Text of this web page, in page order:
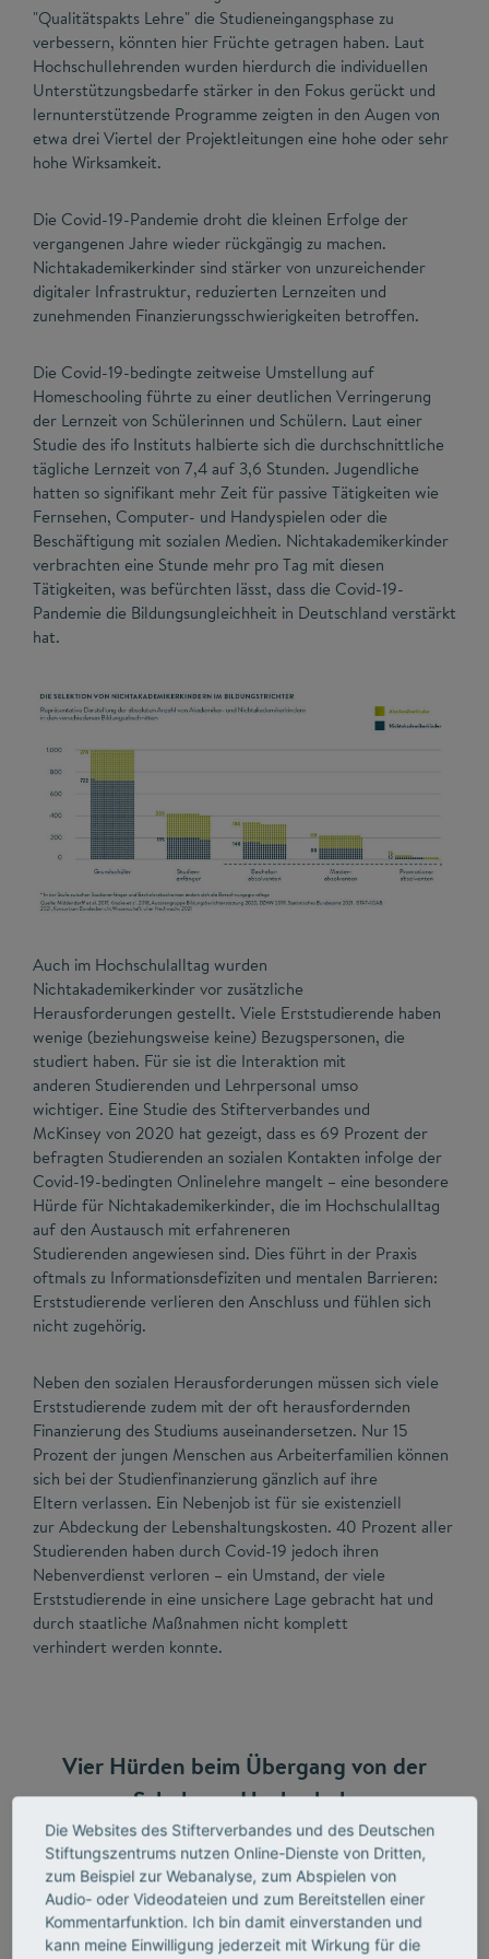
"Qualitätspakts Lehre" die Studieneingangsphase zu
verbessern, könnten hier Früchte getragen haben. Laut
Hochschullehrenden wurden hierdurch die individuellen
Unterstützungsbedarfe stärker in den Fokus gerückt und
lernunterstützende Programme zeigten in den Augen von
etwa drei Viertel der Projektleitungen eine hohe oder sehr
hohe Wirksamkeit.
Die Covid-19-Pandemie droht die kleinen Erfolge der
vergangenen Jahre wieder rückgängig zu machen.
Nichtakademikerkinder sind stärker von unzureichender
digitaler Infrastruktur, reduzierten Lernzeiten und
zunehmenden Finanzierungsschwierigkeiten betroffen.
Die Covid-19-bedingte zeitweise Umstellung auf
Homeschooling führte zu einer deutlichen Verringerung
der Lernzeit von Schülerinnen und Schülern. Laut einer
Studie des ifo Instituts halbierte sich die durchschnittliche
tägliche Lernzeit von 7,4 auf 3,6 Stunden. Jugendliche
hatten so signifikant mehr Zeit für passive Tätigkeiten wie
Fernsehen, Computer- und Handyspielen oder die
Beschäftigung mit sozialen Medien. Nichtakademikerkinder
verbrachten eine Stunde mehr pro Tag mit diesen
Tätigkeiten, was befürchten lässt, dass die Covid-19-
Pandemie die Bildungsungleichheit in Deutschland verstärkt
hat.
Auch im Hochschulalltag wurden
Nichtakademikerkinder vor zusätzliche
Herausforderungen gestellt. Viele Erststudierende haben
wenige (beziehungsweise keine) Bezugspersonen, die
studiert haben. Für sie ist die Interaktion mit
anderen Studierenden und Lehrpersonal umso
wichtiger. Eine Studie des Stifterverbandes und
McKinsey von 2020 hat gezeigt, dass es 69 Prozent der
befragten Studierenden an sozialen Kontakten infolge der
Covid-19-bedingten Onlinelehre mangelt – eine besondere
Hürde für Nichtakademikerkinder, die im Hochschulalltag
auf den Austausch mit erfahreneren
Studierenden angewiesen sind. Dies führt in der Praxis
oftmals zu Informationsdefiziten und mentalen Barrieren:
Erststudierende verlieren den Anschluss und fühlen sich
nicht zugehörig.
Neben den sozialen Herausforderungen müssen sich viele
Erststudierende zudem mit der oft herausfordernden
Finanzierung des Studiums auseinandersetzen. Nur 15
Prozent der jungen Menschen aus Arbeiterfamilien können
sich bei der Studienfinanzierung gänzlich auf ihre
Eltern verlassen. Ein Nebenjob ist für sie existenziell
zur Abdeckung der Lebenshaltungskosten. 40 Prozent aller
Studierenden haben durch Covid-19 jedoch ihren
Nebenverdienst verloren – ein Umstand, der viele
Erststudierende in eine unsichere Lage gebracht hat und
durch staatliche Maßnahmen nicht komplett
verhindert werden konnte.
Vier Hürden beim Übergang von der
Schule zur Hochschule
Der Übergang von der weiterführenden Schule zur
Hochschuleist von zentraler Bedeutung für den
Bildungserfolg von Nichtakademikerkindern. Um diesen
Übergang weiter zu erleichtern, müssen vier Hürden
überwunden werden.
Die Websites des Stifterverbandes und des Deutschen
Stiftungszentrums nutzen Online-Dienste von Dritten,
zum Beispiel zur Webanalyse, zum Abspielen von
Audio- oder Videodateien und zum Bereitstellen einer
Kommentarfunktion. Ich bin damit einverstanden und
kann meine Einwilligung jederzeit mit Wirkung für die